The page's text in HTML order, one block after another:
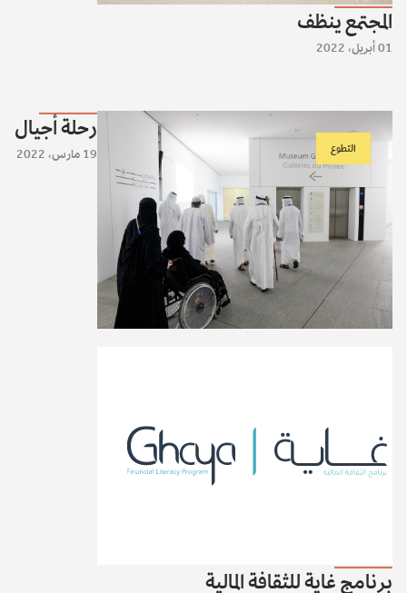
المجتمع ينظف
01 أبريل، 2022
التطوع رحلة أجيال
19 مارس، 2022
برنامج غاية للثقافة المالية